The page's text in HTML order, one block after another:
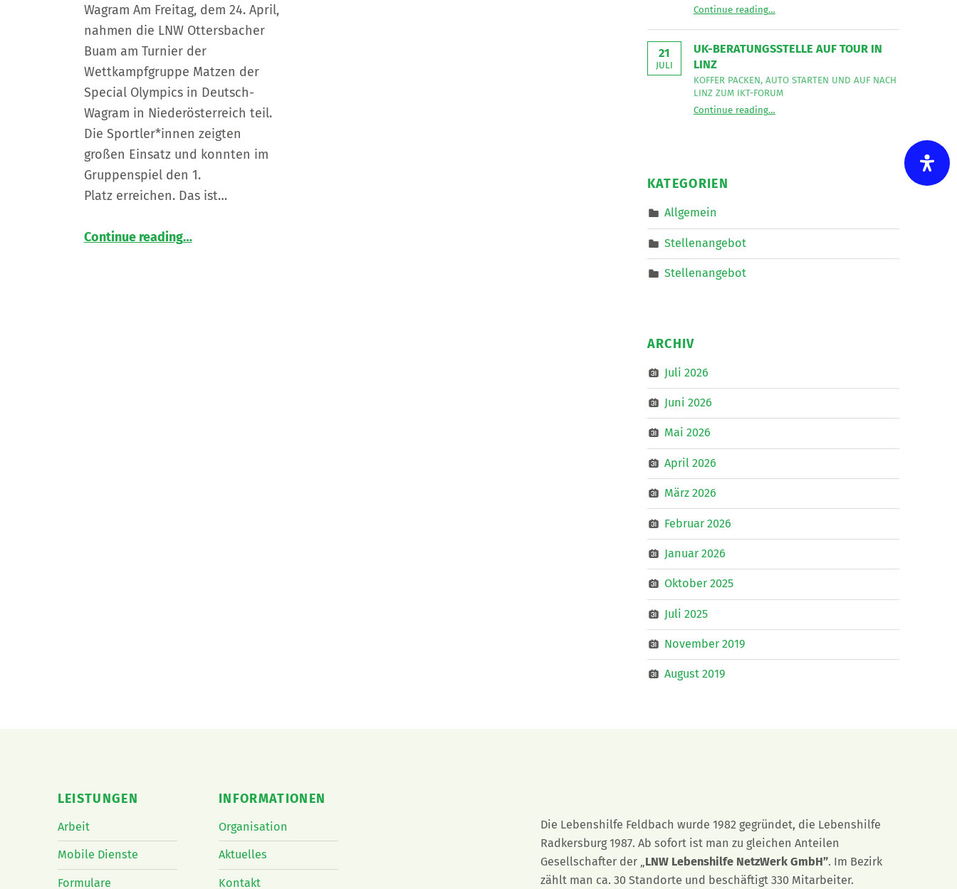
Wagram Am Freitag, dem 24. April,
nahmen die LNW Ottersbacher
Buam am Turnier der
Wettkampfgruppe Matzen der
Special Olympics in Deutsch-
Wagram in Niederösterreich teil.
Die Sportler*innen zeigten
großen Einsatz und konnten im
Gruppenspiel den 1.
Platz erreichen. Das ist…
Continue readingGold und Sportlerehrung für unsere LNW Stocksportmannschaft 🥇
Gratulation
…
Wochenstunden.
”
Continue readingGemeinsames
und
in
…
21
JULI
UK-BERATUNGSSTELLE AUF TOUR IN
LINZ
KOFFER PACKEN, AUTO STARTEN UND AUF NACH
LINZ ZUM IKT-FORUM
Continue readingUK-Beratungsstelle auf Tour in Linz
Koffer
…
KATEGORIEN
Allgemein
Stellenangebot
Stellenangebot
ARCHIV
Juli 2026
Juni 2026
Mai 2026
April 2026
März 2026
Februar 2026
Januar 2026
Oktober 2025
Juli 2025
November 2019
August 2019
LEISTUNGEN
Arbeit
Mobile Dienste
Formulare
INFORMATIONEN
Organisation
Aktuelles
Kontakt
Die Lebenshilfe Feldbach wurde 1982 gegründet, die Lebenshilfe
Radkersburg 1987. Ab sofort ist man zu gleichen Anteilen
Gesellschafter der „LNW Lebenshilfe NetzWerk GmbH”. Im Bezirk
zählt man ca. 30 Standorte und beschäftigt 330 Mitarbeiter.